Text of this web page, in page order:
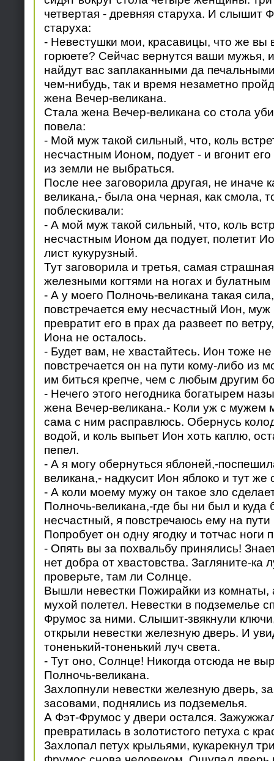
четвертая - древняя старуха. И слышит
старуха:
- Невестушки мои, красавицы, что же вы
горюете? Сейчас вернутся ваши мужья,
найдут вас заплаканными да
чем-нибудь, так и время незаметно
жена Вечер-великана.
Стала жена Вечер-великана со стола
повела:
- Мой муж такой сильный, что, коль
несчастным Ионом, подует - и вгонит
из земли не выбраться.
После нее заговорила другая, не иначе
великана,- была она черная, как смола,
поблескивали:
- А мой муж такой сильный, что, коль
несчастным Ионом да подует, полетит
лист кукурузный.
Тут заговорила и третья, самая
железными когтями на ногах и
- А у моего Полночь-великана такая
повстречается ему несчастный Ион,
превратит его в прах да развеет по
Иона не осталось.
- Будет вам, не хвастайтесь. Ион тоже
повстречается он на пути кому-либо из
им биться крепче, чем с любым другим
- Нечего этого негодника богатырем
жена Вечер-великана.- Коли уж с мужем
сама с ним расправлюсь. Обернусь
водой, и коль выпьет Ион хоть каплю,
пепел.
- А я могу обернуться яблоней,-
великана,- надкусит Ион яблоко и тут же
- А коли моему мужу он такое зло
Полночь-великана,-где бы ни был и
несчастный, я повстречаюсь ему на
Попробует он одну ягодку и тотчас ноги
- Опять вы за похвальбу принялись!
нет добра от хвастовства. Загляните-ка
проверьте, там ли Солнце.
Вышли невестки Пожирайки из
мухой полетел. Невестки в подземелье
Фрумос за ними. Слышит-звякнули
открыли невестки железную дверь. И
тоненький-тоненький луч света.
- Тут оно, Солнце! Никогда отсюда не
Полночь-великана.
Захлопнули невестки железную дверь,
засовами, поднялись из подземелья.
А Фэт-Фрумос у двери остался.
превратилась в золотистого петуха с
Захлопал петух крыльями, кукарекнул